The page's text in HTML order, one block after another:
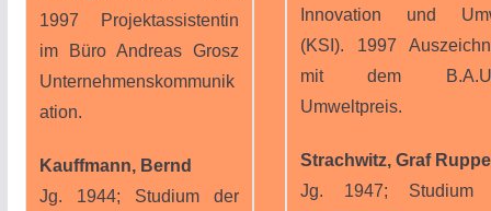
1997 Projektassistentin
im Büro Andreas Grosz
Unternehmenskommunik
ation.
Kauffmann, Bernd
Jg. 1944; Studium der
Innovation und
(KSI). 1997
mit dem
Umweltpreis.
Strachwitz, Graf
Jg. 1947; Studium